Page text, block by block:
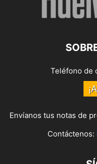
Teléfono de
Envíanos tus notas de
Contáctenos: